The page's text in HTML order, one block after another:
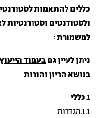
כללים להתאמות
ולסטודנטים וסטודנטיות
למשמורת :
ניתן לעיין גםבעמוד
בנושא הריון והורות
1.כללי
1.1.הגדרות